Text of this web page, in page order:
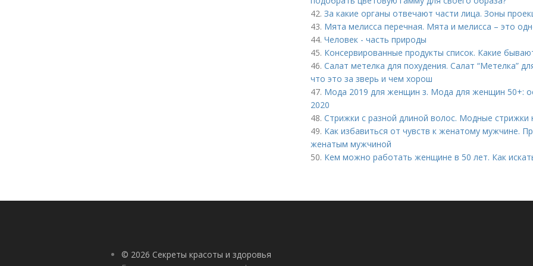
42. За какие органы отвечают части лица. Зоны
43. Мята мелисса перечная. Мята и мелисса – это
44. Человек - часть природы
45. Консервированные продукты список. Какие
46. Салат метелка для похудения. Салат “Метелка”
что это за зверь и чем хорош
47. Мода 2019 для женщин з. Мода для женщин 50+:
2020
48. Стрижки с разной длиной волос. Модные стрижки
49. Как избавиться от чувств к женатому мужчине.
женатым мужчиной
50. Кем можно работать женщине в 50 лет. Как
© 2026 Секреты красоты и здоровья